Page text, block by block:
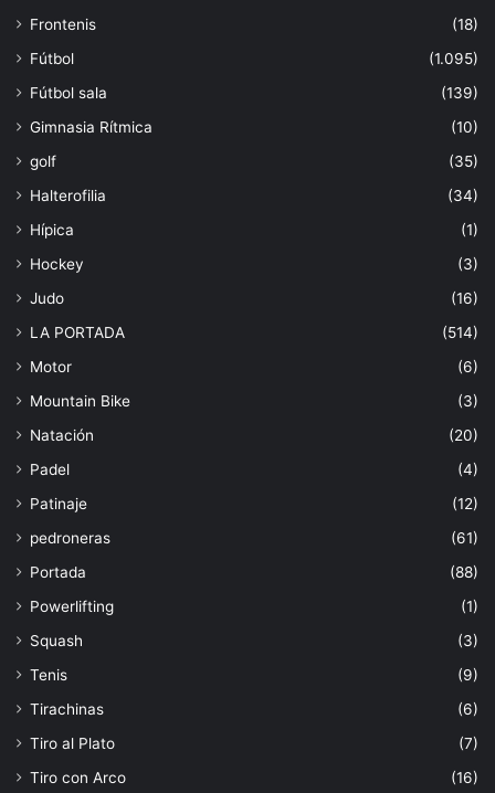
Frontenis
(18)
Fútbol
(1.095)
Fútbol sala
(139)
Gimnasia Rítmica
(10)
golf
(35)
Halterofilia
(34)
Hípica
(1)
Hockey
(3)
Judo
(16)
LA PORTADA
(514)
Motor
(6)
Mountain Bike
(3)
Natación
(20)
Padel
(4)
Patinaje
(12)
pedroneras
(61)
Portada
(88)
Powerlifting
(1)
Squash
(3)
Tenis
(9)
Tirachinas
(6)
Tiro al Plato
(7)
Tiro con Arco
(16)